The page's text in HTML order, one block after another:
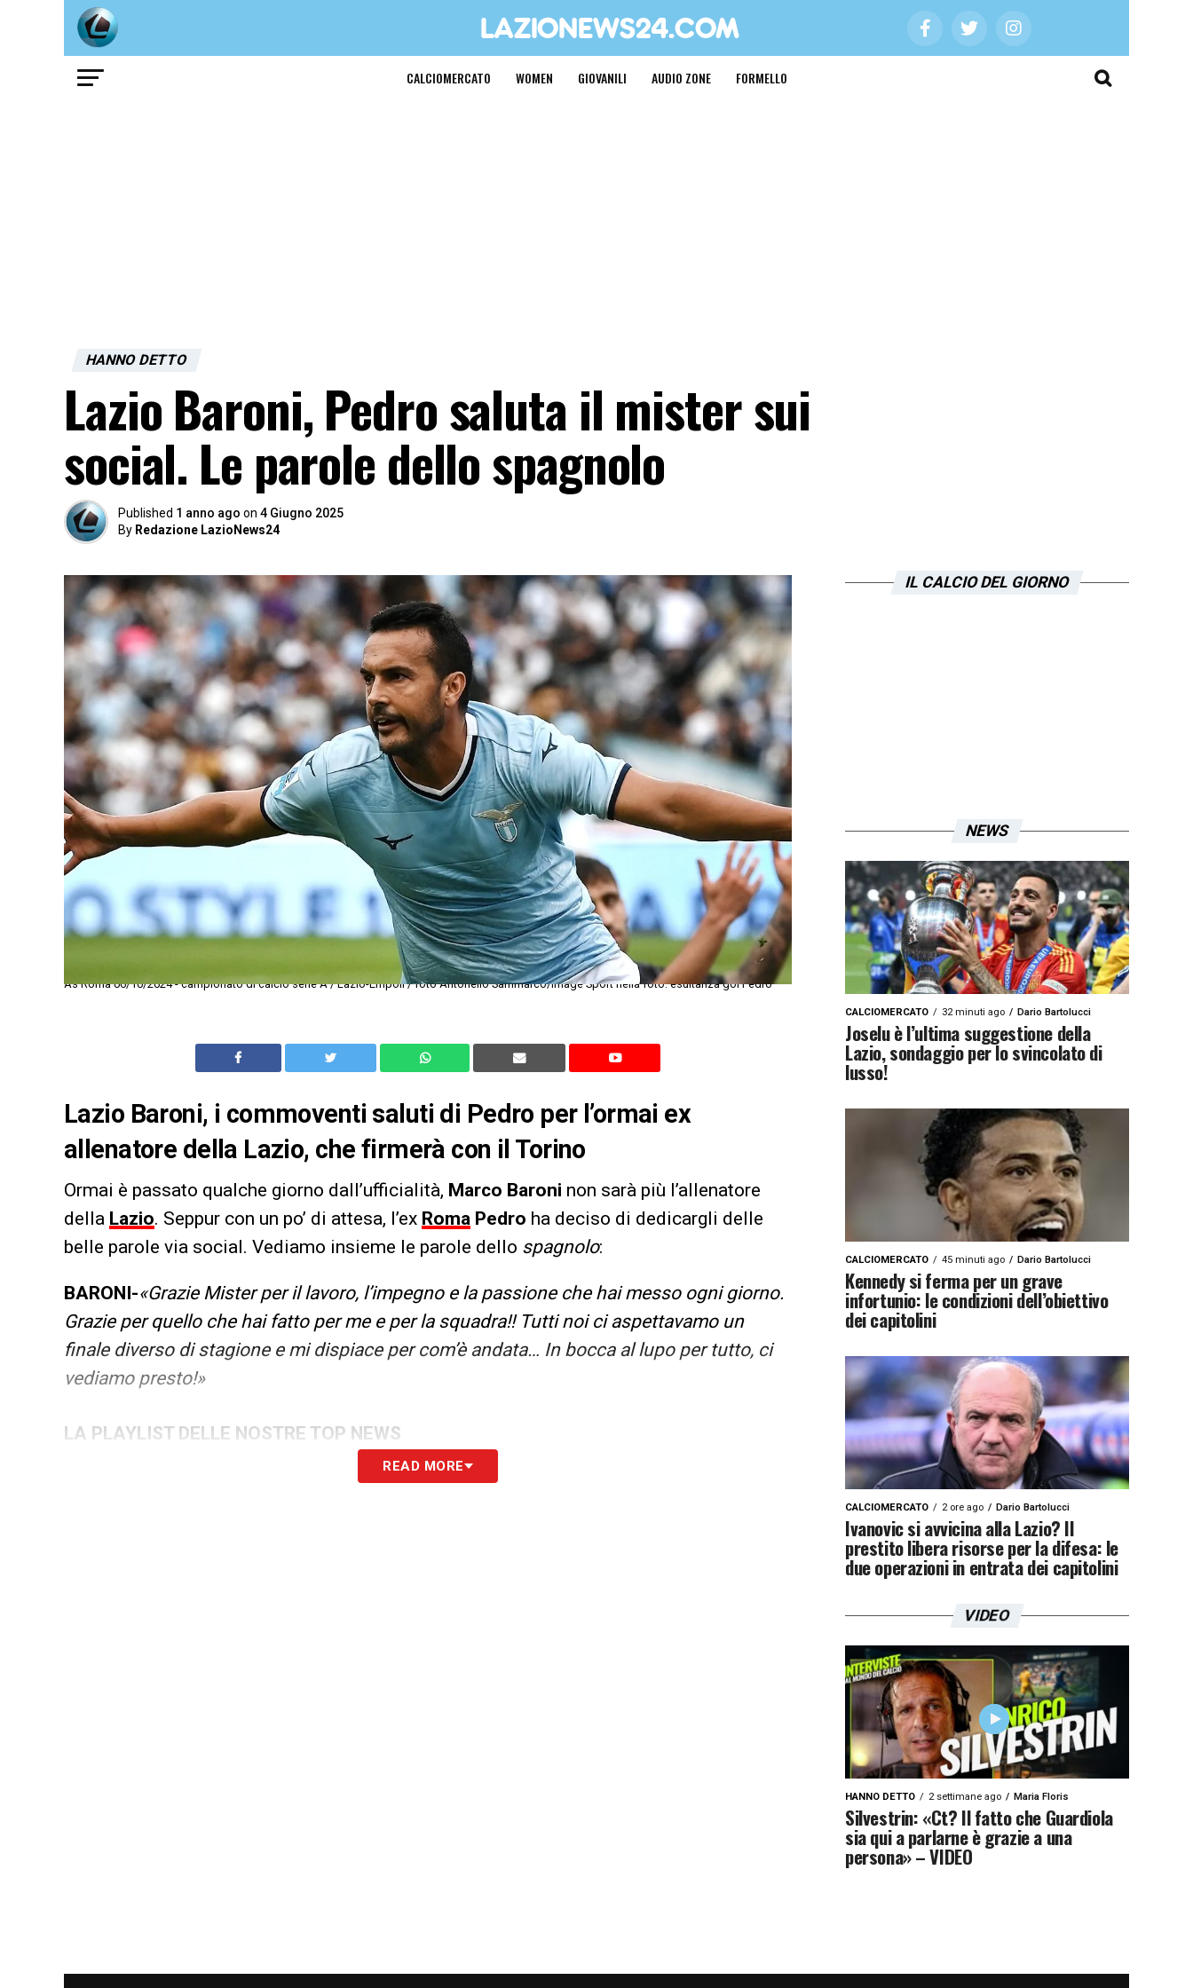
CALCIOMERCATO WOMEN GIOVANILI AUDIO ZONE FORMELLO
HANNO DETTO
Lazio Baroni, Pedro saluta il mister sui
social. Le parole dello spagnolo
Published 1 anno ago on 4 Giugno 2025
By Redazione LazioNews24
As Roma 06/10/2024 - campionato di calcio serie A / Lazio-Empoli / foto Antonello Sammarco/Image Sport nella foto: esultanza gol Pedro
Lazio Baroni, i commoventi saluti di Pedro per l’ormai ex
allenatore della Lazio, che firmerà con il Torino
Ormai è passato qualche giorno dall’ufficialità, Marco Baroni non sarà più l’allenatore
della Lazio. Seppur con un po’ di attesa, l’ex Roma Pedro ha deciso di dedicargli delle
belle parole via social. Vediamo insieme le parole dello spagnolo:
BARONI-«Grazie Mister per il lavoro, l’impegno e la passione che hai messo ogni giorno.
Grazie per quello che hai fatto per me e per la squadra!! Tutti noi ci aspettavamo un
finale diverso di stagione e mi dispiace per com’è andata… In bocca al lupo per tutto, ci
vediamo presto!»
LA PLAYLIST DELLE NOSTRE TOP NEWS
READ MORE
IL CALCIO DEL GIORNO
NEWS
CALCIOMERCATO 32 minuti ago Dario Bartolucci
Joselu è l’ultima suggestione della
Lazio, sondaggio per lo svincolato di
lusso!
CALCIOMERCATO 45 minuti ago Dario Bartolucci
Kennedy si ferma per un grave
infortunio: le condizioni dell’obiettivo
dei capitolini
CALCIOMERCATO 2 ore ago Dario Bartolucci
Ivanovic si avvicina alla Lazio? Il
prestito libera risorse per la difesa: le
due operazioni in entrata dei capitolini
VIDEO
HANNO DETTO 2 settimane ago Maria Floris
Silvestrin: «Ct? Il fatto che Guardiola
sia qui a parlarne è grazie a una
persona» – VIDEO